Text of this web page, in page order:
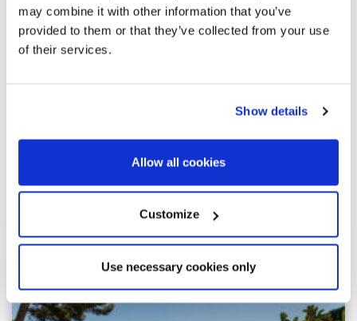
may combine it with other information that you’ve
provided to them or that they’ve collected from your use
of their services.
Show details
Allow all cookies
Customize
Use necessary cookies only
655.000 €
in de prestigieuze woonwijk Casas del Mar. Deze exclusieve
panoramisch uitzicht op zee en biedt de perfecte balans
tussen comfort, elegantie en functionaliteit....